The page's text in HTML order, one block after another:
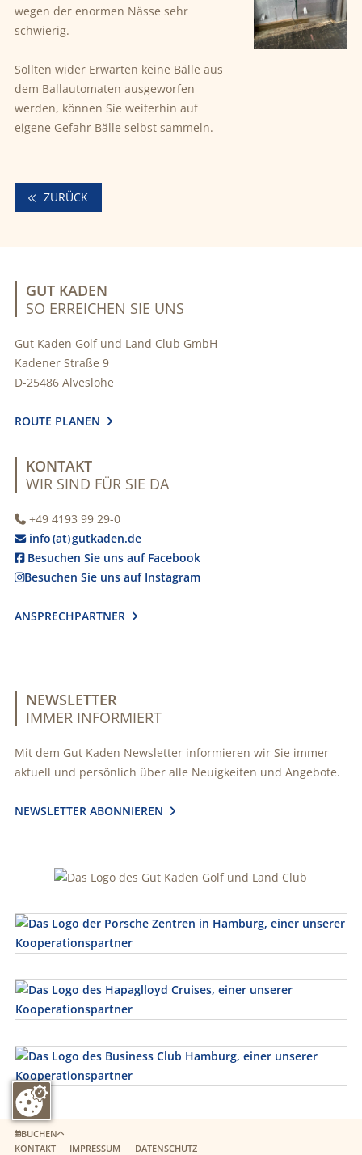
wegen der enormen Nässe sehr
schwierig.
Sollten wider Erwarten keine Bälle aus
dem Ballautomaten ausgeworfen
werden, können Sie weiterhin auf
eigene Gefahr Bälle selbst sammeln.
ZURÜCK
GUT KADEN
SO ERREICHEN SIE UNS
Gut Kaden Golf und Land Club GmbH
Kadener Straße 9
D-25486 Alveslohe
ROUTE PLANEN 
KONTAKT
WIR SIND FÜR SIE DA
+49 4193 99 29-0
info (at) gutkaden.de
Besuchen Sie uns auf Facebook
Besuchen Sie uns auf Instagram
ANSPRECHPARTNER 
NEWSLETTER
IMMER INFORMIERT
Mit dem Gut Kaden Newsletter informieren wir Sie immer
aktuell und persönlich über alle Neuigkeiten und Angebote.
NEWSLETTER ABONNIEREN 
BUCHEN
KONTAKT
IMPRESSUM DATENSCHUTZ